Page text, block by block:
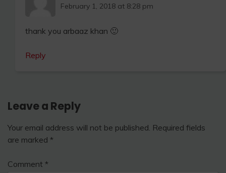
February 1, 2018 at 8:28 pm
thank you arbaaz khan 🙂
Reply
Leave a Reply
Your email address will not be published. Required fields
are marked *
Comment *